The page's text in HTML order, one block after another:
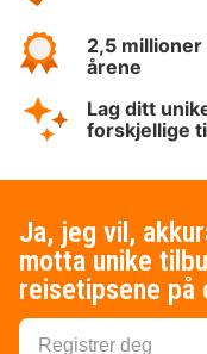
2,5
årene
Lag ditt
forskjellige
Ja, jeg vil,
motta unike
reisetipsene på